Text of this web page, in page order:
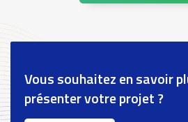
Vous souhaitez en savoir
présenter votre projet ?